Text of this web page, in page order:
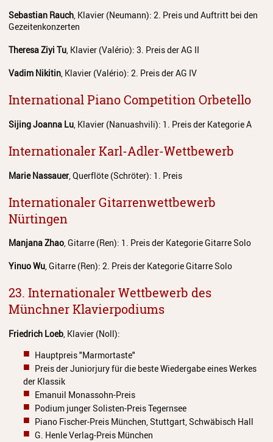
Sebastian Rauch, Klavier (Neumann): 2. Preis und Auftritt bei den
Gezeitenkonzerten
Theresa Ziyi Tu, Klavier (Valério): 3. Preis der AG II
Vadim Nikitin, Klavier (Valério): 2. Preis der AG IV
International Piano Competition Orbetello
Sijing Joanna Lu, Klavier (Nanuashvili): 1. Preis der Kategorie A
Internationaler Karl-Adler-Wettbewerb
Marie Nassauer, Querflöte (Schröter): 1. Preis
Internationaler Gitarrenwettbewerb
Nürtingen
Manjana Zhao, Gitarre (Ren): 1. Preis der Kategorie Gitarre Solo
Yinuo Wu, Gitarre (Ren): 2. Preis der Kategorie Gitarre Solo
23. Internationaler Wettbewerb des
Münchner Klavierpodiums
Friedrich Loeb, Klavier (Noll):
Hauptpreis "Marmortaste"
Preis der Juniorjury für die beste Wiedergabe eines Werkes
der Klassik
Emanuil Monassohn-Preis
Podium junger Solisten-Preis Tegernsee
Piano Fischer-Preis München, Stuttgart, Schwäbisch Hall
G. Henle Verlag-Preis München